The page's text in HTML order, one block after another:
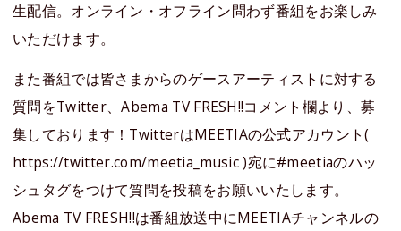
生配信。オンライン・オフライン問わず番組をお楽しみ
いただけます。
また番組では皆さまからのゲースアーティストに対する
質問をTwitter、Abema TV FRESH!!コメント欄より、募
集しております！TwitterはMEETIAの公式アカウント(
https://twitter.com/meetia_music )宛に#meetiaのハッ
シュタグをつけて質問を投稿をお願いいたします。
Abema TV FRESH!!は番組放送中にMEETIAチャンネルの